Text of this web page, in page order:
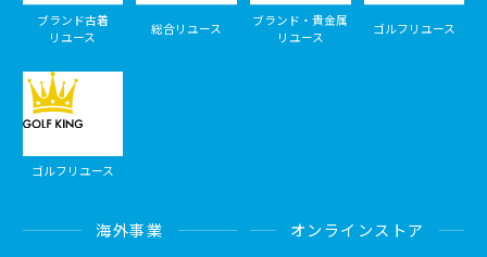
ブランド古着
リユース
総合リユース
ブランド・貴金属
リユース
ゴルフリユース
ゴルフリユース
海外事業 オンラインストア